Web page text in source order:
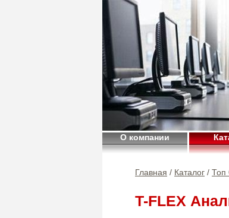
О компании
Главная / Каталог / Топ
T-FLEX